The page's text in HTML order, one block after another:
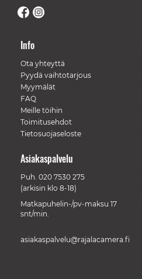
Info
Ota yhteyttä
Pyydä vaihtotarjous
Myymälät
FAQ
Meille töihin
Toimitusehdot
Tietosuojaseloste
Asiakaspalvelu
Puh. 020 7530 275
(arkisin klo 8-18)
Matkapuhelin-/pv-maksu 17
snt/min.
asiakaspalvelu@rajalacamera.fi